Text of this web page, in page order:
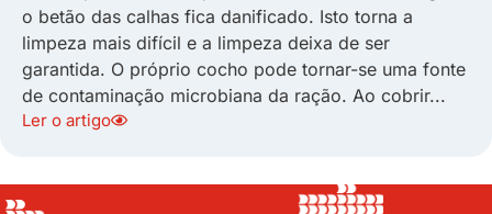
o betão das calhas fica danificado. Isto torna a
limpeza mais difícil e a limpeza deixa de ser
garantida. O próprio cocho pode tornar-se uma fonte
de contaminação microbiana da ração. Ao cobrir...
Ler o artigo